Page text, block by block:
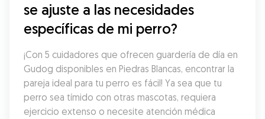
se ajuste a las necesidades
específicas de mi perro?
¡Con 5 cuidadores que ofrecen guardería de día en
Gudog disponibles en Piedras Blancas, encontrar la
pareja ideal para tu perro es fácil! Ya sea que tu
perro sea tímido con otras mascotas, requiera
ejercicio extenso o necesite atención médica